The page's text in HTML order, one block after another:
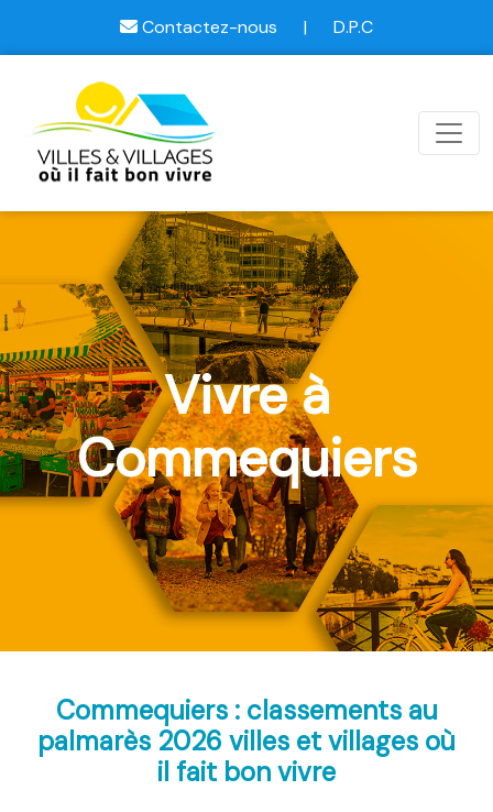
Contactez-nous | D.P.C
Vivre à
Commequiers
Commequiers : classements au
palmarès 2026 villes et villages où
il fait bon vivre